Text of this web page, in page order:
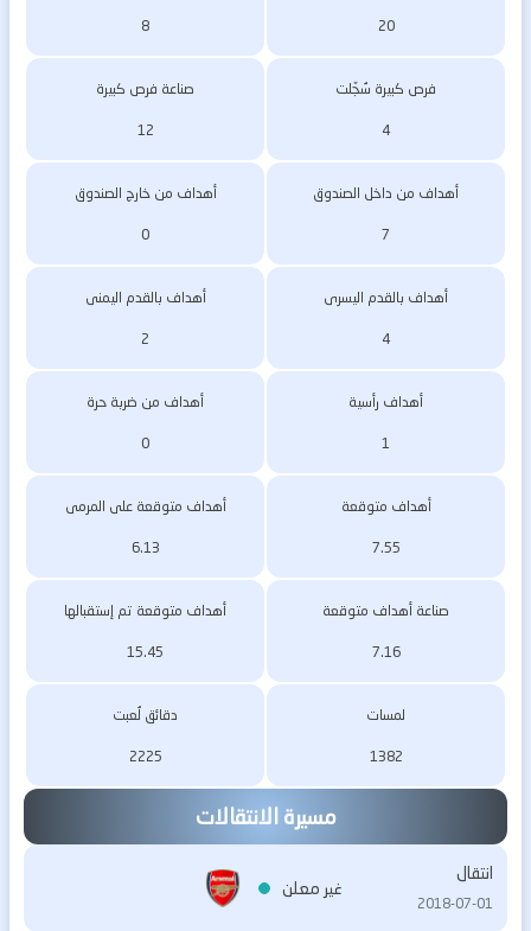
20
8
فرص كبيرة سُجّلت
4
صناعة فرص كبيرة
12
أهداف من داخل الصندوق
7
أهداف من خارج الصندوق
0
أهداف بالقدم اليسرى
4
أهداف بالقدم اليمنى
2
أهداف رأسية
1
أهداف من ضربة حرة
0
أهداف متوقعة
7.55
أهداف متوقعة على المرمى
6.13
صناعة أهداف متوقعة
7.16
أهداف متوقعة تم إستقبالها
15.45
لمسات
1382
دقائق لُعبت
2225
مسيرة الانتقالات
انتقال
2018-07-01
غير معلن